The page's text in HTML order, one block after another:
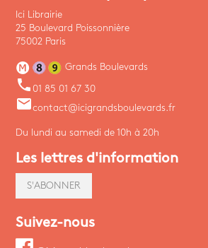
Ici Librairie
25 Boulevard Poissonnière
75002 Paris
Grands Boulevards
phone 01 85 01 67 30
emailcontact@icigrandsboulevards.fr
Du lundi au samedi de 10h à 20h
Les lettres d'information
S'ABONNER
Suivez-nous